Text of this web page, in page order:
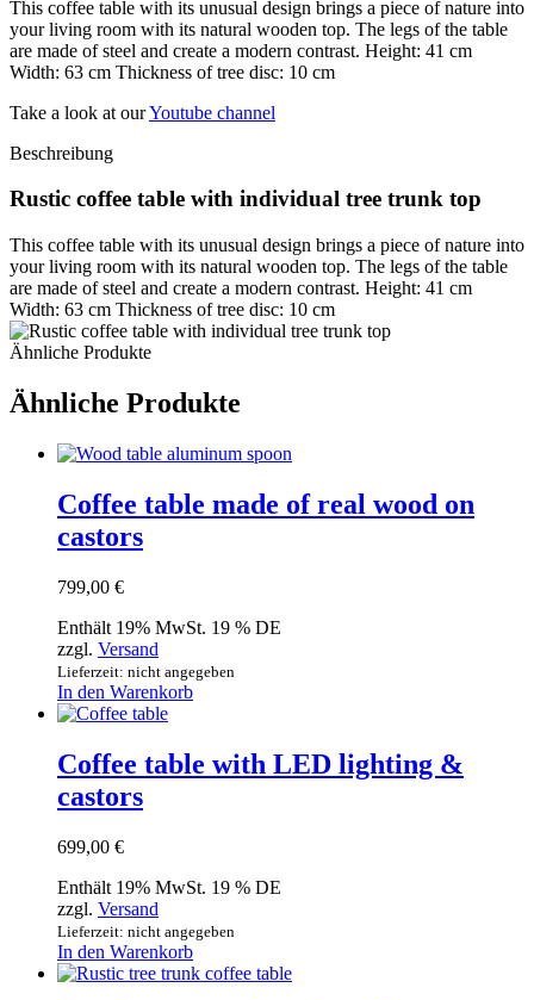
This coffee table with its unusual design brings a piece of nature into
your living room with its natural wooden top. The legs of the table
are made of steel and create a modern contrast. Height: 41 cm
Width: 63 cm Thickness of tree disc: 10 cm
Take a look at ourYoutube channel
Beschreibung
Rustic coffee table with individual tree trunk top
This coffee table with its unusual design brings a piece of nature into
your living room with its natural wooden top. The legs of the table
are made of steel and create a modern contrast. Height: 41 cm
Width: 63 cm Thickness of tree disc: 10 cm
Ähnliche Produkte
Ähnliche Produkte
Coffee table made of real wood on
castors
799,00 €
Enthält 19% MwSt. 19 % DE
zzgl. Versand
Lieferzeit: nicht angegeben
In den Warenkorb
Coffee table with LED lighting &
castors
699,00 €
Enthält 19% MwSt. 19 % DE
zzgl. Versand
Lieferzeit: nicht angegeben
In den Warenkorb